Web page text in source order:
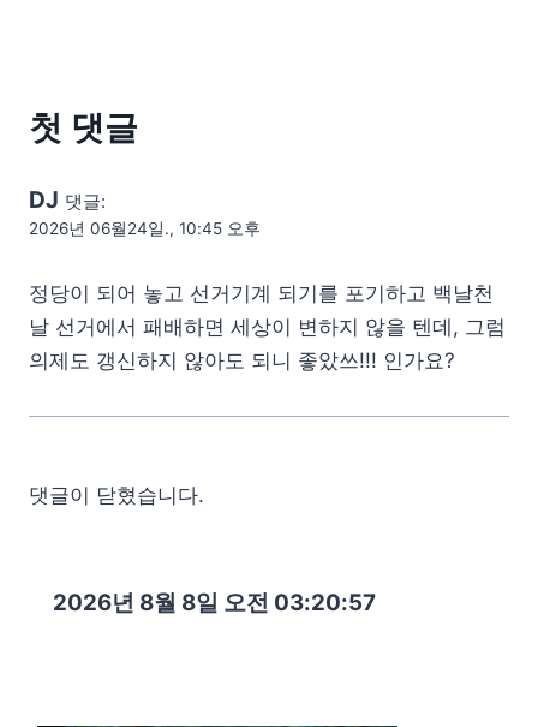
첫 댓글
DJ 댓글:
2026년 06월24일., 10:45 오후
정당이 되어 놓고 선거기계 되기를 포기하고 백날천
날 선거에서 패배하면 세상이 변하지 않을 텐데, 그럼
의제도 갱신하지 않아도 되니 좋았쓰!!! 인가요?
댓글이 닫혔습니다.
2026년 8월 8일 오전 03:20:58